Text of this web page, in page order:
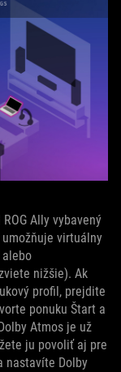
Ally vybavený
virtuálny
nižšie). Ak
profil, prejdite
ponuku Štart a
Atmos je už
ju povoliť aj pre
nastavíte Dolby